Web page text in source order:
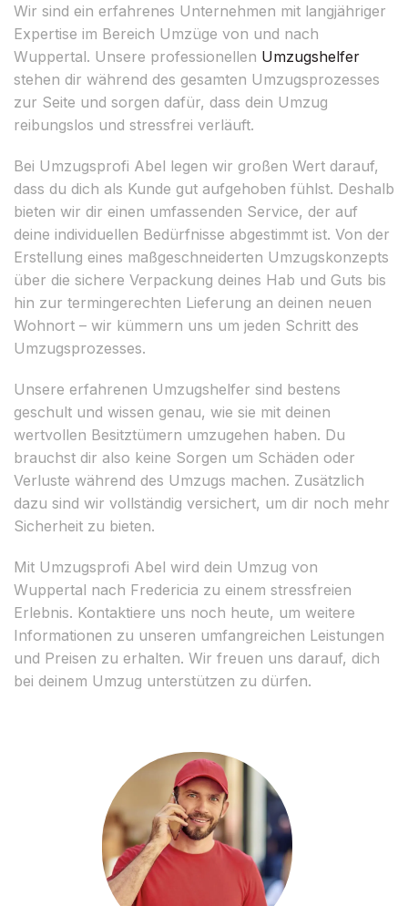
Wir sind ein erfahrenes Unternehmen mit langjähriger
Expertise im Bereich Umzüge von und nach
Wuppertal. Unsere professionellen Umzugshelfer
stehen dir während des gesamten Umzugsprozesses
zur Seite und sorgen dafür, dass dein Umzug
reibungslos und stressfrei verläuft.
Bei Umzugsprofi Abel legen wir großen Wert darauf,
dass du dich als Kunde gut aufgehoben fühlst. Deshalb
bieten wir dir einen umfassenden Service, der auf
deine individuellen Bedürfnisse abgestimmt ist. Von der
Erstellung eines maßgeschneiderten Umzugskonzepts
über die sichere Verpackung deines Hab und Guts bis
hin zur termingerechten Lieferung an deinen neuen
Wohnort – wir kümmern uns um jeden Schritt des
Umzugsprozesses.
Unsere erfahrenen Umzugshelfer sind bestens
geschult und wissen genau, wie sie mit deinen
wertvollen Besitztümern umzugehen haben. Du
brauchst dir also keine Sorgen um Schäden oder
Verluste während des Umzugs machen. Zusätzlich
dazu sind wir vollständig versichert, um dir noch mehr
Sicherheit zu bieten.
Mit Umzugsprofi Abel wird dein Umzug von
Wuppertal nach Fredericia zu einem stressfreien
Erlebnis. Kontaktiere uns noch heute, um weitere
Informationen zu unseren umfangreichen Leistungen
und Preisen zu erhalten. Wir freuen uns darauf, dich
bei deinem Umzug unterstützen zu dürfen.